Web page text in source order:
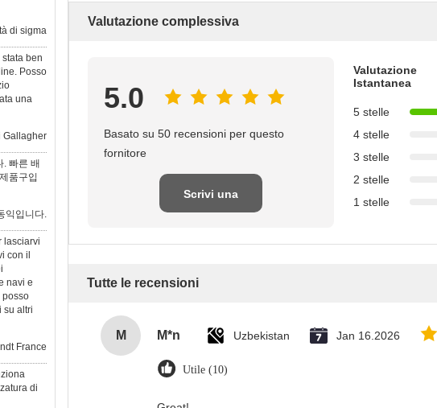
di sigma
ben
Posso
una
. 빠른 배
품구입
익입니다.
lasciarvi
con il
navi e
posso
su altri
France
di
Valutazione complessiva
5.0
Basato su 50 recensioni per questo
fornitore
Scrivi una
Valutazione
Istantanea
5 stelle
4 stelle
3 stelle
2 stelle
1 stelle
Tutte le recensioni
M M*n Uzbekistan Jan 16.2026
Utile (10)